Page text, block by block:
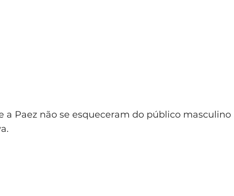
a Paez não se esqueceram do público masculino